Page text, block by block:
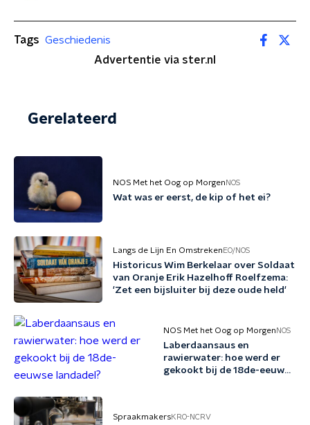
Tags Geschiedenis
Advertentie via ster.nl
Gerelateerd
NOS Met het Oog op Morgen NOS
Wat was er eerst, de kip of het ei?
Langs de Lijn En Omstreken EO/NOS
Historicus Wim Berkelaar over Soldaat
van Oranje Erik Hazelhoff Roelfzema:
'Zet een bijsluiter bij deze oude held'
NOS Met het Oog op Morgen NOS
Laberdaansaus en
rawierwater: hoe werd er
gekookt bij de 18de-eeuwse
SpraakmakersKRO-NCRV